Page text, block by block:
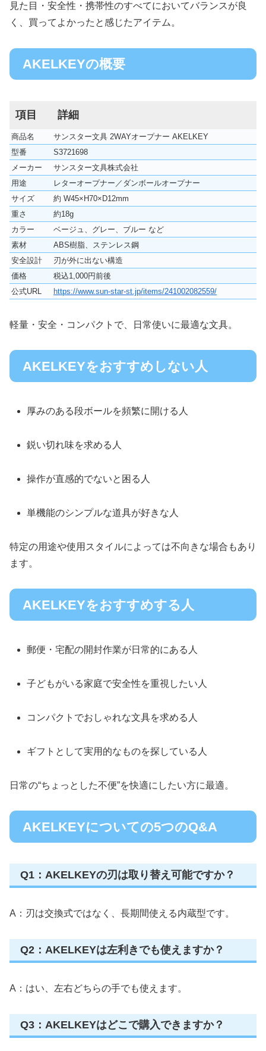
見た目・安全性・携帯性のすべてにおいてバランスが良
く、買ってよかったと感じたアイテム。
AKELKEYの概要
項目 詳細
商品名
サンスター文具 2WAYオープナー AKELKEY
型番
S3721698
メーカー
サンスター文具株式会社
用途
レターオープナー／ダンボールオープナー
サイズ
約 W45×H70×D12mm
重さ
約18g
カラー
ベージュ、グレー、ブルー など
素材
ABS樹脂、ステンレス鋼
安全設計
刃が外に出ない構造
価格
税込1,000円前後
公式URL
https://www.sun-star-st.jp/items/241002082559/
軽量・安全・コンパクトで、日常使いに最適な文具。
AKELKEYをおすすめしない人
厚みのある段ボールを頻繁に開ける人
鋭い切れ味を求める人
操作が直感的でないと困る人
単機能のシンプルな道具が好きな人
特定の用途や使用スタイルによっては不向きな場合もあり
ます。
AKELKEYをおすすめする人
郵便・宅配の開封作業が日常的にある人
子どもがいる家庭で安全性を重視したい人
コンパクトでおしゃれな文具を求める人
ギフトとして実用的なものを探している人
日常の“ちょっとした不便”を快適にしたい方に最適。
AKELKEYについての5つのQ&A
Q1：AKELKEYの刃は取り替え可能ですか？
A：刃は交換式ではなく、長期間使える内蔵型です。
Q2：AKELKEYは左利きでも使えますか？
A：はい、左右どちらの手でも使えます。
Q3：AKELKEYはどこで購入できますか？